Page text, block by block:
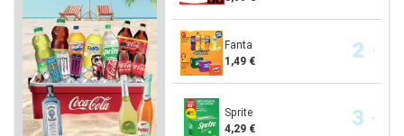
Fanta
1,49 €
Sprite
4,29 €